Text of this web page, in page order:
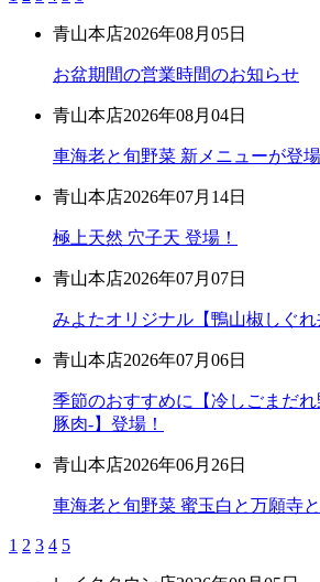
青山本店2026年08月05日
お盆期間の営業時間のお知らせ
青山本店2026年08月04日
車海老と旬野菜 新メニューが登場
青山本店2026年07月14日
極上天然 穴子天 登場！
青山本店2026年07月07日
みよたオリジナル【鴨山椒しぐれ
青山本店2026年07月06日
季節のおすすめに【冷しごまだれ
豚肉-】登場！
青山本店2026年06月26日
車海老と旬野菜 蜜玉白と万願寺
1 2 3 4 5